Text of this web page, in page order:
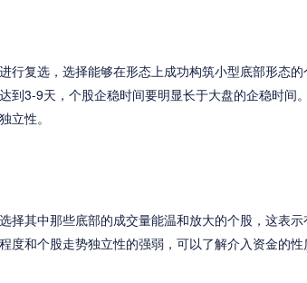
复选，选择能够在形态上成功构筑小型底部形态的
到3-9天，个股企稳时间要明显长于大盘的企稳时间
立性。
其中那些底部的成交量能温和放大的个股，这表示
度和个股走势独立性的强弱，可以了解介入资金的性